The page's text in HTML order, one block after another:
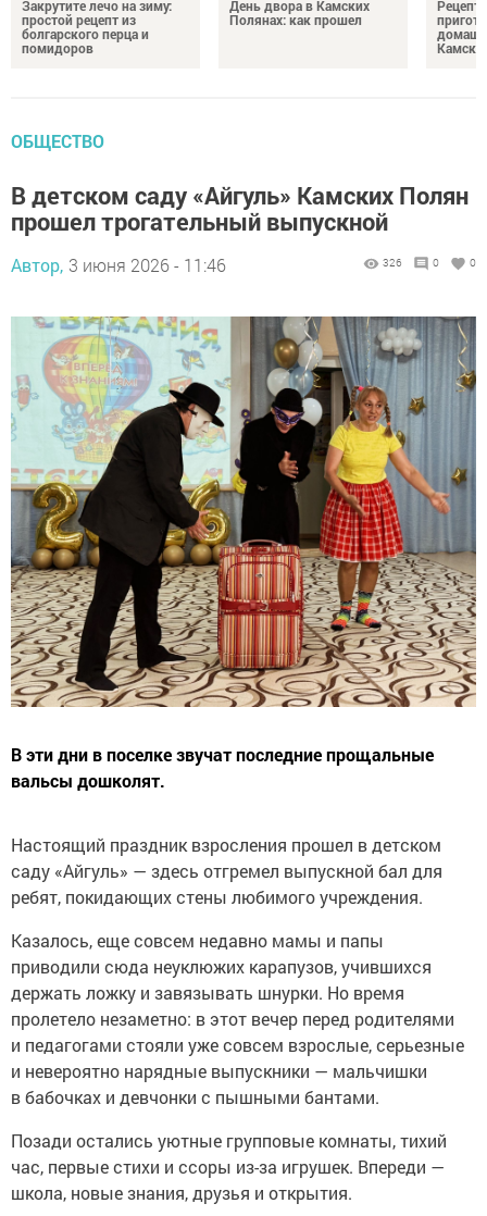
Закрутите лечо на зиму:
простой рецепт из
болгарского перца и
помидоров
День двора в Камских
Полянах: как прошел
ОБЩЕСТВО
В детском саду «Айгуль» Камских Полян
прошел трогательный выпускной
Автор, 3 июня 2026 - 11:46 326 0 0
В эти дни в поселке звучат последние прощальные
вальсы дошколят.
Настоящий праздник взросления прошел в детском
саду «Айгуль» — здесь отгремел выпускной бал для
ребят, покидающих стены любимого учреждения.
Казалось, еще совсем недавно мамы и папы
приводили сюда неуклюжих карапузов, учившихся
держать ложку и завязывать шнурки. Но время
пролетело незаметно: в этот вечер перед родителями
и педагогами стояли уже совсем взрослые, серьезные
и невероятно нарядные выпускники — мальчишки
в бабочках и девчонки с пышными бантами.
Позади остались уютные групповые комнаты, тихий
час, первые стихи и ссоры из-за игрушек. Впереди —
школа, новые знания, друзья и открытия.